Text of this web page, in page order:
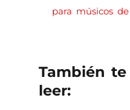
para músicos
También
leer: